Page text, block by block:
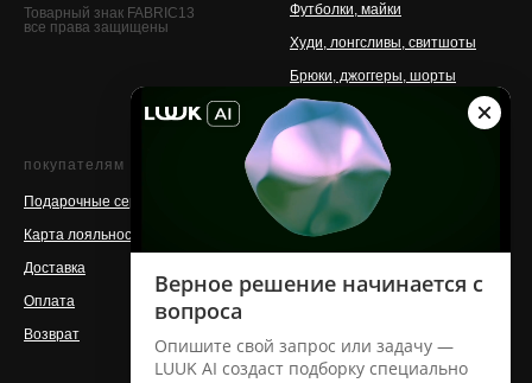
Товарный знак FABRIC13
все права защищены
Футболки, майки
Худи, лонгсливы, свитшоты
Брюки, джоггеры, шорты
Аксессуары
покупателям
Подарочные сертификаты
Карта лояльности
Доставка
Оплата
Возврат
о бренде
Контакты
Команда